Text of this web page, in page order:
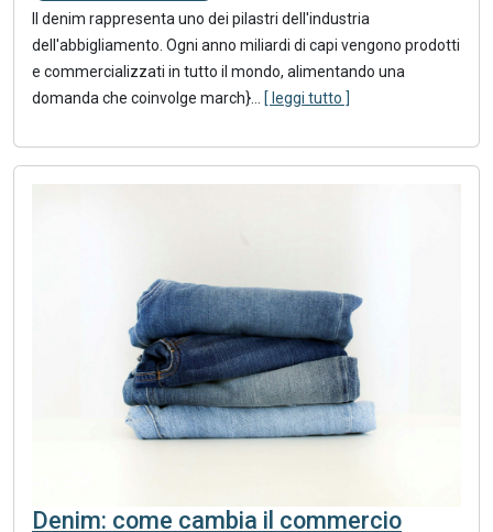
Il denim rappresenta uno dei pilastri dell'industria
dell'abbigliamento. Ogni anno miliardi di capi vengono prodotti
e commercializzati in tutto il mondo, alimentando una
domanda che coinvolge march}... [ leggi tutto ]
Denim: come cambia il commercio